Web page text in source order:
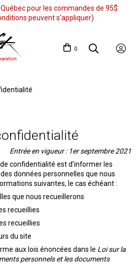
pour les commandes de 95$
peuvent s'appliquer)
0
Entrée en vigueur : 1er septembre 2021
confidentialité est d’informer les
données personnelles que nous
suivantes, le cas échéant :
que nous recueillerons
recueillies
recueillies
du site
aux lois énoncées dans le Loi sur la
personnels et les documents